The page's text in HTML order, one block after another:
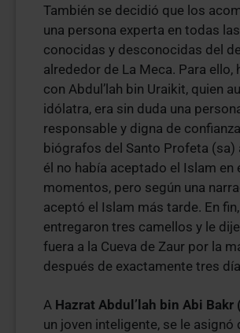
También se decidió que los
una persona experta en todas
conocidas y desconocidas del
alrededor de La Meca. Para ello,
con Abdul’lah bin Uraikit, quien
idólatra, era sin duda una
responsable y digna de
biógrafos del Santo Profeta (sa)
él no había aceptado el Islam en
momentos, pero según una
aceptó el Islam más tarde. En
entregaron tres camellos y le
fuera a la Cueva de Zaur por la
después de exactamente tres
A Hazrat Abdul’lah bin Abi Bakr
un joven inteligente, se le asignó